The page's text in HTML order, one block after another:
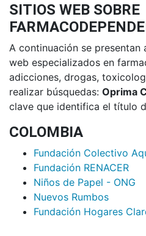
SITIOS WEB SOBRE
A continuación se presentan
web especializados en
adicciones, drogas,
realizar búsquedas: Oprima
clave que identifica el título
COLOMBIA
Fundación Colectivo
Fundación RENACER
Niños de Papel - ONG
Nuevos Rumbos
Fundación Hogares